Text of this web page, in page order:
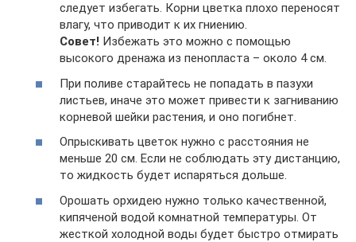
следует избегать. Корни цветка плохо переносят
влагу, что приводит к их гниению.
Совет! Избежать это можно с помощью
высокого дренажа из пенопласта – около 4 см.
При поливе старайтесь не попадать в пазухи
листьев, иначе это может привести к загниванию
корневой шейки растения, и оно погибнет.
Опрыскивать цветок нужно с расстояния не
меньше 20 см. Если не соблюдать эту дистанцию,
то жидкость будет испаряться дольше.
Орошать орхидею нужно только качественной,
кипяченой водой комнатной температуры. От
жесткой холодной воды будет быстро отмирать